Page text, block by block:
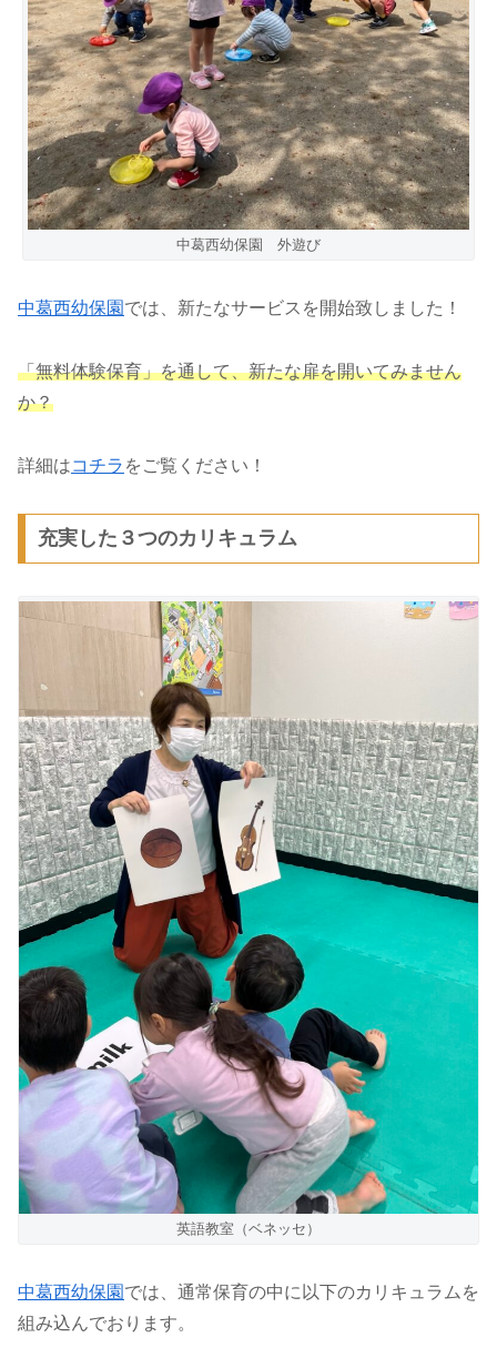
中葛西幼保園 外遊び
中葛西幼保園 では、新たなサービスを開始致しました！
「無料体験保育」を通して、新たな扉を開いてみません
か？
詳細はコチラ をご覧ください！
充実した３つのカリキュラム
英語教室（ベネッセ）
中葛西幼保園 では、通常保育の中に以下のカリキュラムを
組み込んでおります。